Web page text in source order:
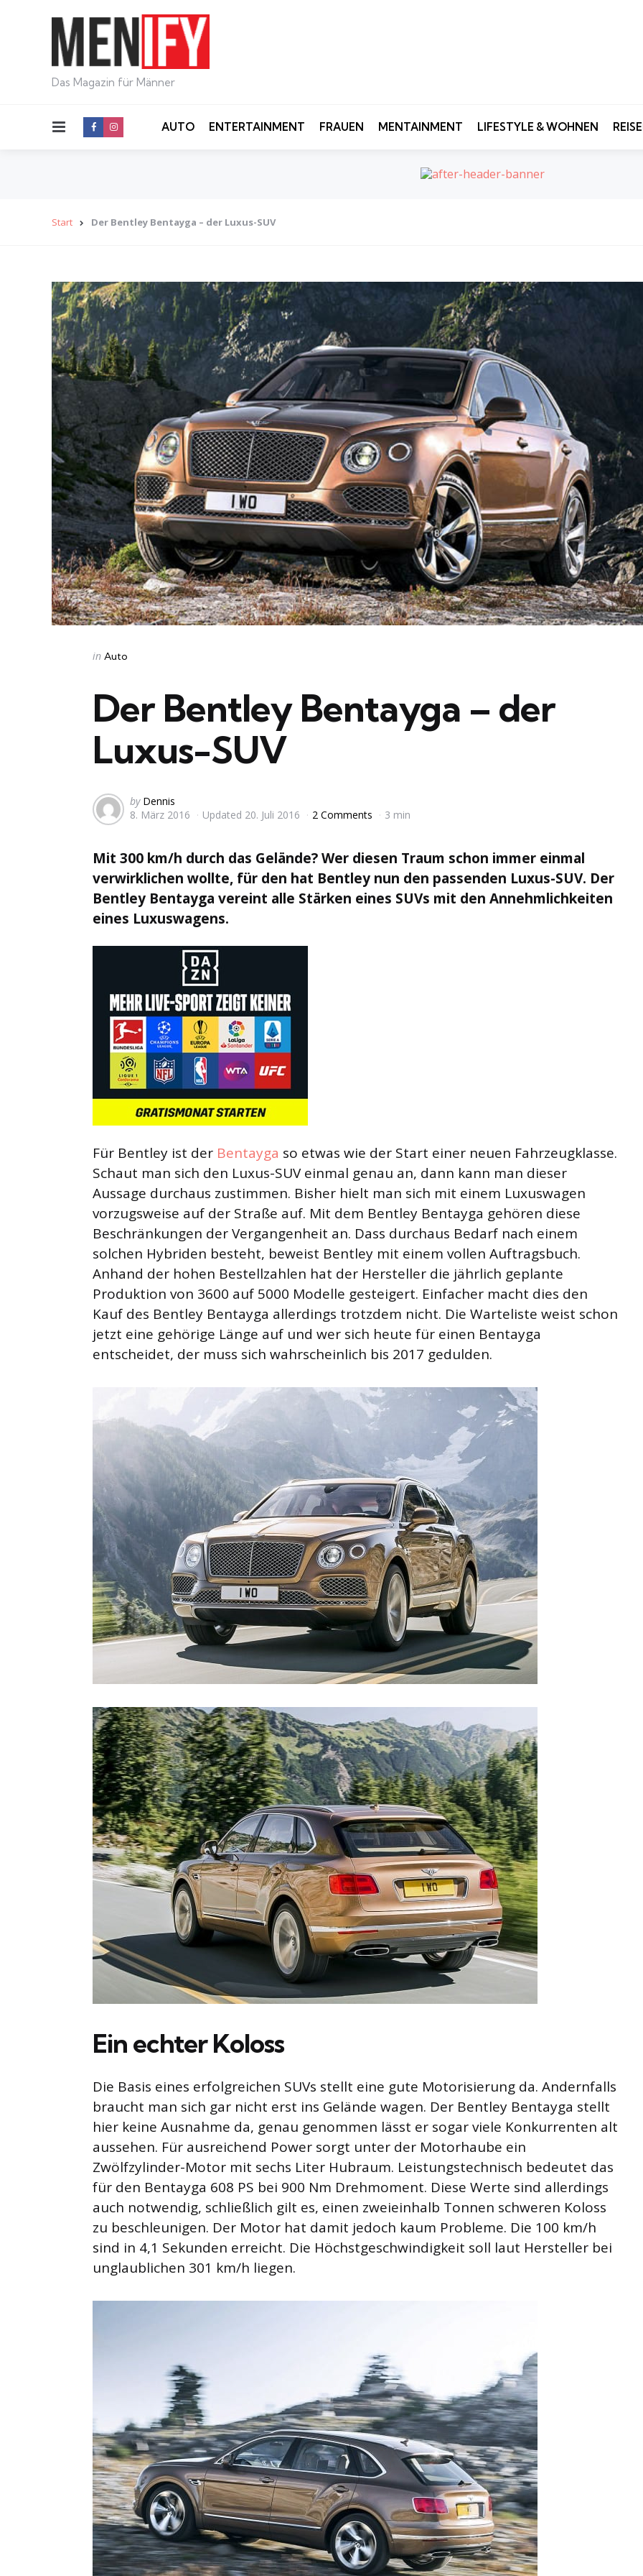
Das Magazin für Männer
Menu AUTO ENTERTAINMENT FRAUEN MENTAINMENT LIFESTYLE & WOHNEN
Start Der Bentley Bentayga – der Luxus-SUV
Categories
Posted
in Auto
Der Bentley Bentayga – der
Luxus-SUV
Posted
by
by Dennis
8. März 2016
Updated 20. Juli 2016 2 Comments 3 min
Mit 300 km/h durch das Gelände? Wer diesen Traum schon immer einmal
verwirklichen wollte, für den hat Bentley nun den passenden Luxus-SUV. Der
Bentley Bentayga vereint alle Stärken eines SUVs mit den Annehmlichkeiten
eines Luxuswagens.
Für Bentley ist der Bentayga so etwas wie der Start einer neuen Fahrzeugklasse.
Schaut man sich den Luxus-SUV einmal genau an, dann kann man dieser
Aussage durchaus zustimmen. Bisher hielt man sich mit einem Luxuswagen
vorzugsweise auf der Straße auf. Mit dem Bentley Bentayga gehören diese
Beschränkungen der Vergangenheit an. Dass durchaus Bedarf nach einem
solchen Hybriden besteht, beweist Bentley mit einem vollen Auftragsbuch.
Anhand der hohen Bestellzahlen hat der Hersteller die jährlich geplante
Produktion von 3600 auf 5000 Modelle gesteigert. Einfacher macht dies den
Kauf des Bentley Bentayga allerdings trotzdem nicht. Die Warteliste weist schon
jetzt eine gehörige Länge auf und wer sich heute für einen Bentayga
entscheidet, der muss sich wahrscheinlich bis 2017 gedulden.
Ein echter Koloss
Die Basis eines erfolgreichen SUVs stellt eine gute Motorisierung da. Andernfalls
braucht man sich gar nicht erst ins Gelände wagen. Der Bentley Bentayga stellt
hier keine Ausnahme da, genau genommen lässt er sogar viele Konkurrenten alt
aussehen. Für ausreichend Power sorgt unter der Motorhaube ein
Zwölfzylinder-Motor mit sechs Liter Hubraum. Leistungstechnisch bedeutet das
für den Bentayga 608 PS bei 900 Nm Drehmoment. Diese Werte sind allerdings
auch notwendig, schließlich gilt es, einen zweieinhalb Tonnen schweren Koloss
zu beschleunigen. Der Motor hat damit jedoch kaum Probleme. Die 100 km/h
sind in 4,1 Sekunden erreicht. Die Höchstgeschwindigkeit soll laut Hersteller bei
unglaublichen 301 km/h liegen.